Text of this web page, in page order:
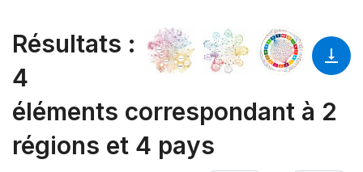
Résultats :
4
éléments correspondant à 2
régions et 4 pays